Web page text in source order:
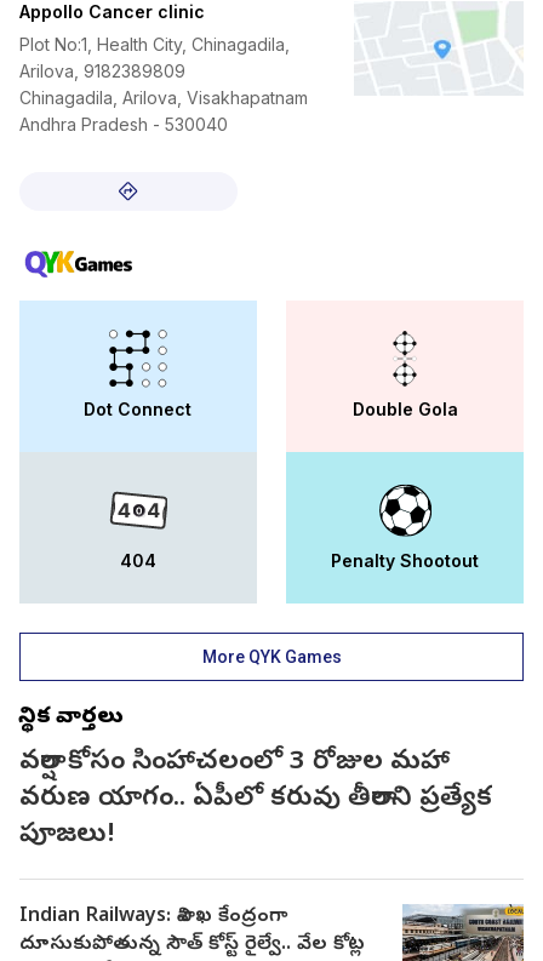
Appollo Cancer clinic
Plot No:1, Health City, Chinagadila,
Arilova, 9182389809
Chinagadila, Arilova, Visakhapatnam
Andhra Pradesh - 530040
Dot Connect Double Gola
404 Penalty Shootout
More QYK Games
స్థానిక వార్తలు
వర్షాల కోసం సింహాచలంలో 3 రోజుల మహా
వరుణ యాగం.. ఏపీలో కరువు తీరాలని ప్రత్యేక
పూజలు!
Indian Railways: విశాఖ కేంద్రంగా
దూసుకుపోతున్న సౌత్ కోస్ట్ రైల్వే.. వేల కోట్ల